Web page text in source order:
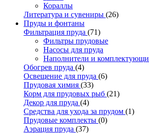
Кораллы
Литература и сувениры (26)
Пруды и фонтаны
Фильтрация пруда (71)
Фильтры прудовые
Насосы для пруда
Наполнители и
Обогрев пруда (4)
Освещение для пруда (6)
Прудовая химия (33)
Корм для прудовых рыб (21)
Декор для пруда (4)
Средства для ухода за прудом (1)
Прудовые комплекты (0)
Аэрация пруда (37)